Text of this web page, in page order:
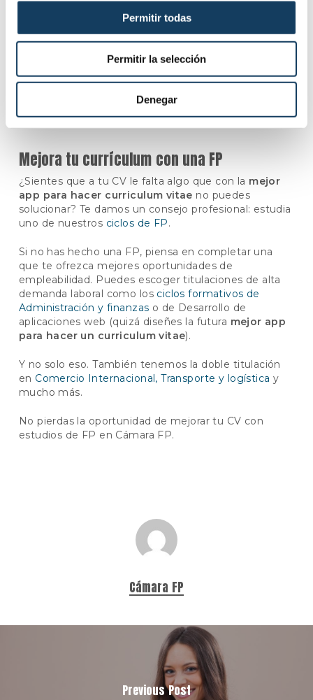
Permitir todas
Permitir la selección
Denegar
Cámara FP.
Si tienes una titulación en FP, puedes indicar las
habilidades y competencias que has adquirido
con ella.
Puedes utilizar estas indicaciones básicas para
aprovechar al máximo cada
y redactar tu hoja de vida
profesional perfecta.
Mejora tu currículum con una FP
¿Sientes que a tu CV le falta algo que con la mejor
app para hacer curriculum vitae no puedes
solucionar? Te damos un consejo profesional: estudia
uno de nuestros ciclos de FP.
Si no has hecho una FP, piensa en completar una
que te ofrezca mejores oportunidades de
empleabilidad. Puedes escoger titulaciones de alta
demanda laboral como los ciclos formativos de
Administración y finanzas o de Desarrollo de
aplicaciones web (quizá diseñes la futura mejor app
para hacer un curriculum vitae).
Y no solo eso. También tenemos la doble titulación
en Comercio Internacional, Transporte y logística y
mucho más.
No pierdas la oportunidad de mejorar tu CV con
estudios de FP en Cámara FP.
Cámara FP
Previous Post